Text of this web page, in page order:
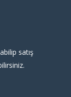
satış